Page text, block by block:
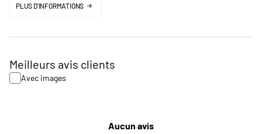
PLUS D'INFORMATIONS
Meilleurs avis clients
Avec images
Aucun avis